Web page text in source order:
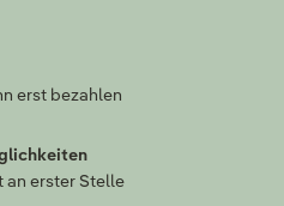
erst bezahlen
an erster Stelle